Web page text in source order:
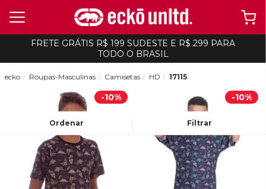
FRETE GRÁTIS R$ 199 SUDESTE E R$ 299 PARA
TODO O BRASIL
Ordenar Filtrar
ecko Roupas-Masculinas Camisetas HD 17115
-10% -10%